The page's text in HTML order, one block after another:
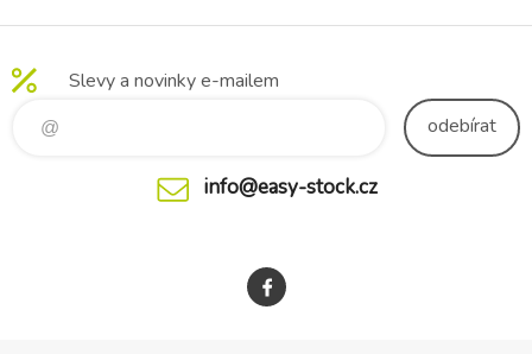
Slevy a novinky e-mailem
odebírat
info@easy-stock.cz